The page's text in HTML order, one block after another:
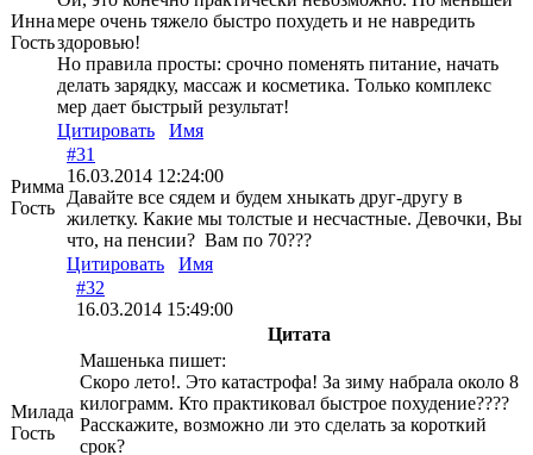
Инна
Гость
мере очень тяжело быстро похудеть и не навредить
здоровью!
Но правила просты: срочно поменять питание, начать
делать зарядку, массаж и косметика. Только комплекс
мер дает быстрый результат!
Цитировать
Имя
Римма
Гость
#31
16.03.2014 12:24:00
Давайте все сядем и будем хныкать друг-другу в
жилетку. Какие мы толстые и несчастные. Девочки, Вы
что, на пенсии? Вам по 70???
Цитировать
Имя
Милада
Гость
#32
16.03.2014 15:49:00
Цитата
Машенька пишет:
Скоро лето!. Это катастрофа! За зиму набрала около 8
килограмм. Кто практиковал быстрое похудение????
Расскажите, возможно ли это сделать за короткий
срок?